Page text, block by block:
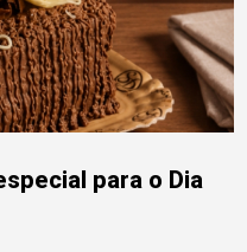
para o Dia